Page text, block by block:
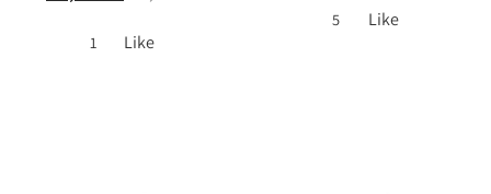
Like
5
Like
1